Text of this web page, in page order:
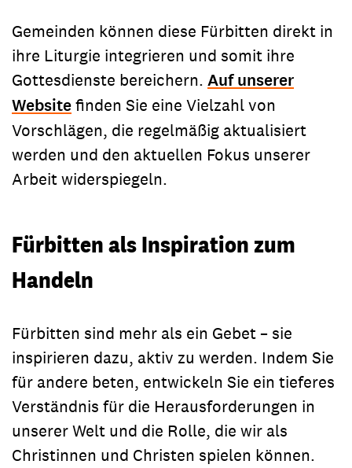
Gemeinden können diese Fürbitten direkt in
ihre Liturgie integrieren und somit ihre
Gottesdienste bereichern. Auf unserer
Websitefinden Sie eine Vielzahl von
Vorschlägen, die regelmäßig aktualisiert
werden und den aktuellen Fokus unserer
Arbeit widerspiegeln.
Fürbitten als Inspiration zum
Handeln
Fürbitten sind mehr als ein Gebet – sie
inspirieren dazu, aktiv zu werden. Indem Sie
für andere beten, entwickeln Sie ein tieferes
Verständnis für die Herausforderungen in
unserer Welt und die Rolle, die wir als
Christinnen und Christen spielen können.